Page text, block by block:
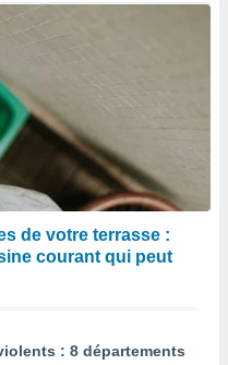
de votre terrasse :
courant qui peut
: 8 départements